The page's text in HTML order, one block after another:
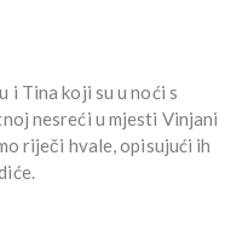
i Tina koji su u noći s
nesreći u mjesti Vinjani
riječi hvale, opisujući ih